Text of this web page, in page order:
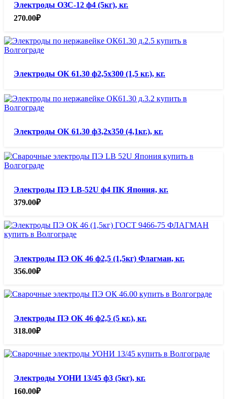
Электроды ОЗС-12 ф4 (5кг), кг.
270.00₽
Электроды ОК 61.30 ф2,5х300 (1,5 кг.), кг.
Электроды ОК 61.30 ф3,2х350 (4,1кг.), кг.
Электроды ПЭ LB-52U ф4 ПК Япония, кг.
379.00₽
Электроды ПЭ ОК 46 ф2,5 (1,5кг) Флагман, кг.
356.00₽
Электроды ПЭ ОК 46 ф2,5 (5 кг.), кг.
318.00₽
Электроды УОНИ 13/45 ф3 (5кг), кг.
160.00₽